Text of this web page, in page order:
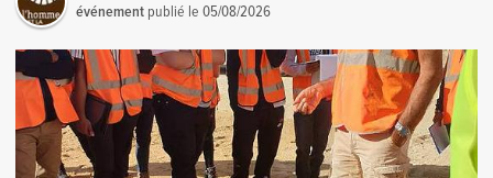
événement publié le05/08/2026